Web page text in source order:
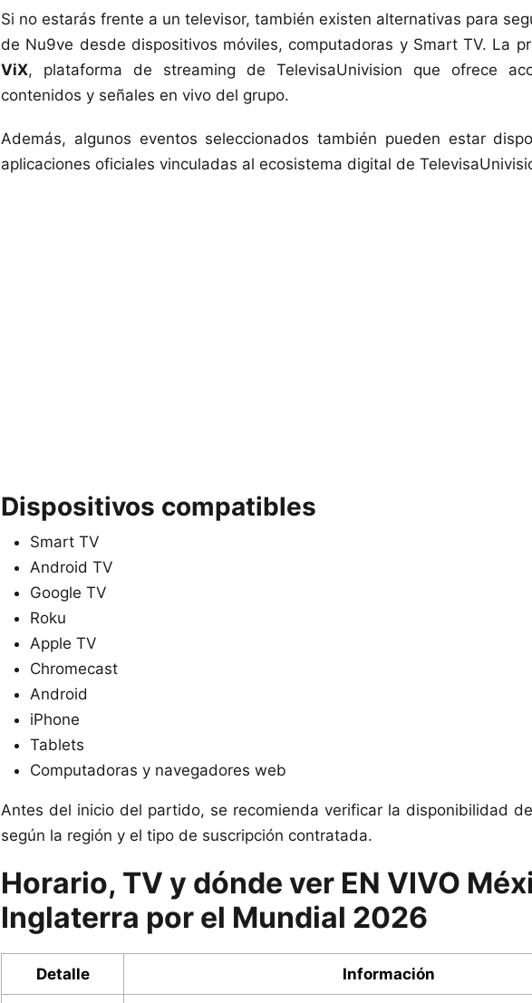
Si no estarás frente a un televisor, también existen alternativas para
de Nu9ve desde dispositivos móviles, computadoras y Smart TV. La
ViX, plataforma de streaming de TelevisaUnivision que ofrece
contenidos y señales en vivo del grupo.
Además, algunos eventos seleccionados también pueden estar
aplicaciones oficiales vinculadas al ecosistema digital de
Dispositivos compatibles
Smart TV
Android TV
Google TV
Roku
Apple TV
Chromecast
Android
iPhone
Tablets
Computadoras y navegadores web
Antes del inicio del partido, se recomienda verificar la disponibilidad
según la región y el tipo de suscripción contratada.
Horario, TV y dónde ver EN VIVO
Inglaterra por el Mundial 2026
Detalle Información